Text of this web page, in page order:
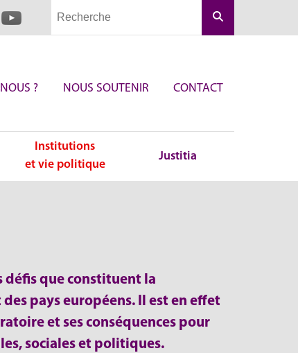
? NOUS SOUTENIR CONTACT
Institutions
et vie politique
Justitia
défis que constituent la
pays européens. Il est en effet
et ses conséquences pour
sociales et politiques.